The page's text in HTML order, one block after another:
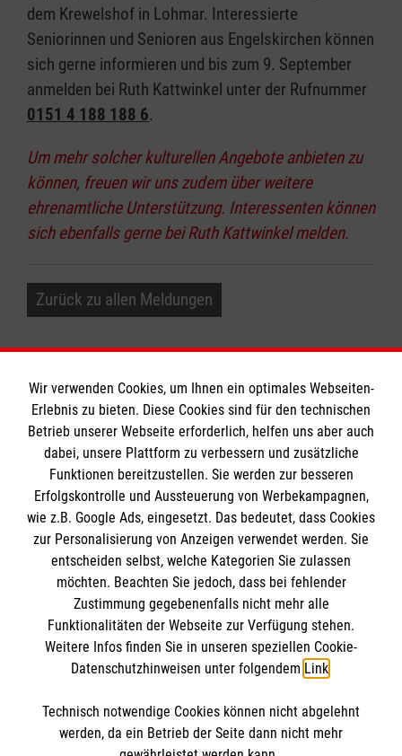
dem Krewelshof in Lohmar. Interessierte
Seniorinnen und Senioren aus Engelskirchen können
sich gerne informieren und bis zum 9. September
anmelden bei Ruth Kattwinkel unter der Rufnummer
0151 4 188 188 6.
Um mehr solcher kulturellen Angebote anbieten zu
können, freuen wir uns zudem über weitere
ehrenamtliche Unterstützung. Interessenten können
sich ebenfalls gerne bei Ruth Kattwinkel melden.
Zurück zu allen Meldungen
Informationen
Impressum
Datenschutz
Barrierefreiheit
Kontakt
Die Malteser
Malteser in Deutschland
Malteserorden
Sharepoint
Spendenkonto
Bank: Pax-Bank für Kirche und Caritas eG
IBAN: DE46 370601201201210131
So finden Sie uns
Wir verwenden Cookies, um Ihnen ein optimales Webseiten-
Erlebnis zu bieten. Diese Cookies sind für den technischen
Betrieb unserer Webseite erforderlich, helfen uns aber auch
dabei, unsere Plattform zu verbessern und zusätzliche
Funktionen bereitzustellen. Sie werden zur besseren
Erfolgskontrolle und Aussteuerung von Werbekampagnen,
wie z.B. Google Ads, eingesetzt. Das bedeutet, dass Cookies
zur Personalisierung von Anzeigen verwendet werden. Sie
entscheiden selbst, welche Kategorien Sie zulassen
möchten. Beachten Sie jedoch, dass bei fehlender
Zustimmung gegebenenfalls nicht mehr alle
Funktionalitäten der Webseite zur Verfügung stehen.
Weitere Infos finden Sie in unseren speziellen Cookie-
Datenschutzhinweisen unter folgendem Link.
Technisch notwendige Cookies können nicht abgelehnt
werden, da ein Betrieb der Seite dann nicht mehr